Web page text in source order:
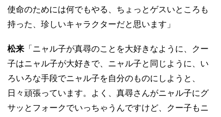
使命のためには何でもやる、ちょっとゲスいところも
持った、珍しいキャラクターだと思います」
松来 「ニャル子が真尋のことを大好きなように、クー
子はニャル子が大好きで、ニャル子と同じように、い
ろいろな手段でニャル子を自分のものにしようと、
日々頑張っています。よく、真尋さんがニャル子にグ
サッとフォークでいっちゃうんですけど、クー子もニ